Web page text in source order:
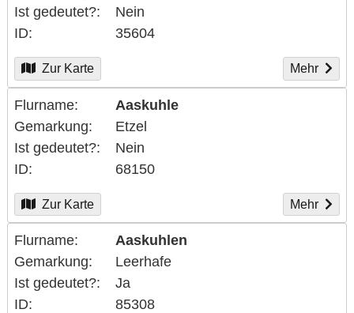
Ist gedeutet?
Nein
ID
35604
Zur Karte Mehr
Flurname
Aaskuhle
Gemarkung
Etzel
Ist gedeutet?
Nein
ID
68150
Zur Karte Mehr
Flurname
Aaskuhlen
Gemarkung
Leerhafe
Ist gedeutet?
Ja
ID
85308